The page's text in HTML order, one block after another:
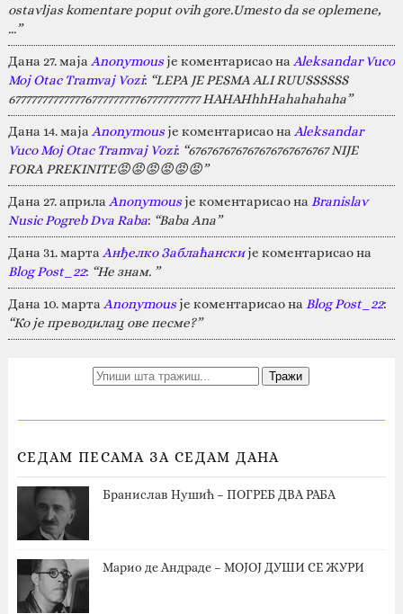
ostavljas komentare poput ovih gore.Umesto da se oplemene,
…”
Дана 27. маја Anonymousје коментарисао на Aleksandar Vuco
Moj Otac Tramvaj Vozi: “LEPA JE PESMA ALI RUUSSSSSS
67777777777777677777777767777777777 HAHAHhhHahahahaha”
Дана 14. маја Anonymousје коментарисао на Aleksandar
Vuco Moj Otac Tramvaj Vozi: “676767676767676767676767 NIJE
FORA PREKINITE😡😡😡😡😡😡”
Дана 27. априла Anonymousје коментарисао на Branislav
Nusic Pogreb Dva Raba: “Baba Ana”
Дана 31. марта Анђелко Заблаћанскије коментарисао на
Blog Post_22: “Не знам. ”
Дана 10. марта Anonymousје коментарисао на Blog Post_22:
“Ко је преводилац ове песме?”
СЕДАМ ПЕСАМА ЗА СЕДАМ ДАНА
Бранислав Нушић – ПОГРЕБ ДВА РАБА
Марио де Андраде – МОЈОЈ ДУШИ СЕ ЖУРИ